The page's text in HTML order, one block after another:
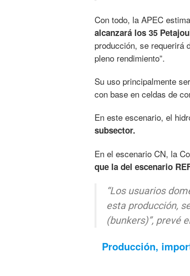
Con todo, la APEC
alcanzará los 35
producción, se requerirá
pleno rendimiento”.
Su uso principalmente
con base en celdas de
En este escenario, el
subsector.
En el escenario CN, la
que la del escenario
“Los usuarios
esta producción,
(bunkers)”, prevé
Producción,